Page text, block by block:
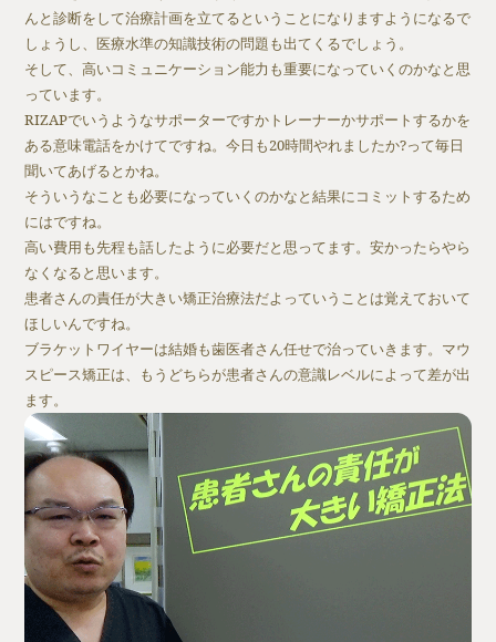
んと診断をして治療計画を立てるということになりますようになるで
しょうし、医療水準の知識技術の問題も出てくるでしょう。
そして、高いコミュニケーション能力も重要になっていくのかなと思
っています。
RIZAPでいうようなサポーターですかトレーナーかサポートするかを
ある意味電話をかけてですね。今日も20時間やれましたか?って毎日
聞いてあげるとかね。
そういうなことも必要になっていくのかなと結果にコミットするため
にはですね。
高い費用も先程も話したように必要だと思ってます。安かったらやら
なくなると思います。
患者さんの責任が大きい矯正治療法だよっていうことは覚えておいて
ほしいんですね。
ブラケットワイヤーは結婚も歯医者さん任せで治っていきます。マウ
スピース矯正は、もうどちらが患者さんの意識レベルによって差が出
ます。